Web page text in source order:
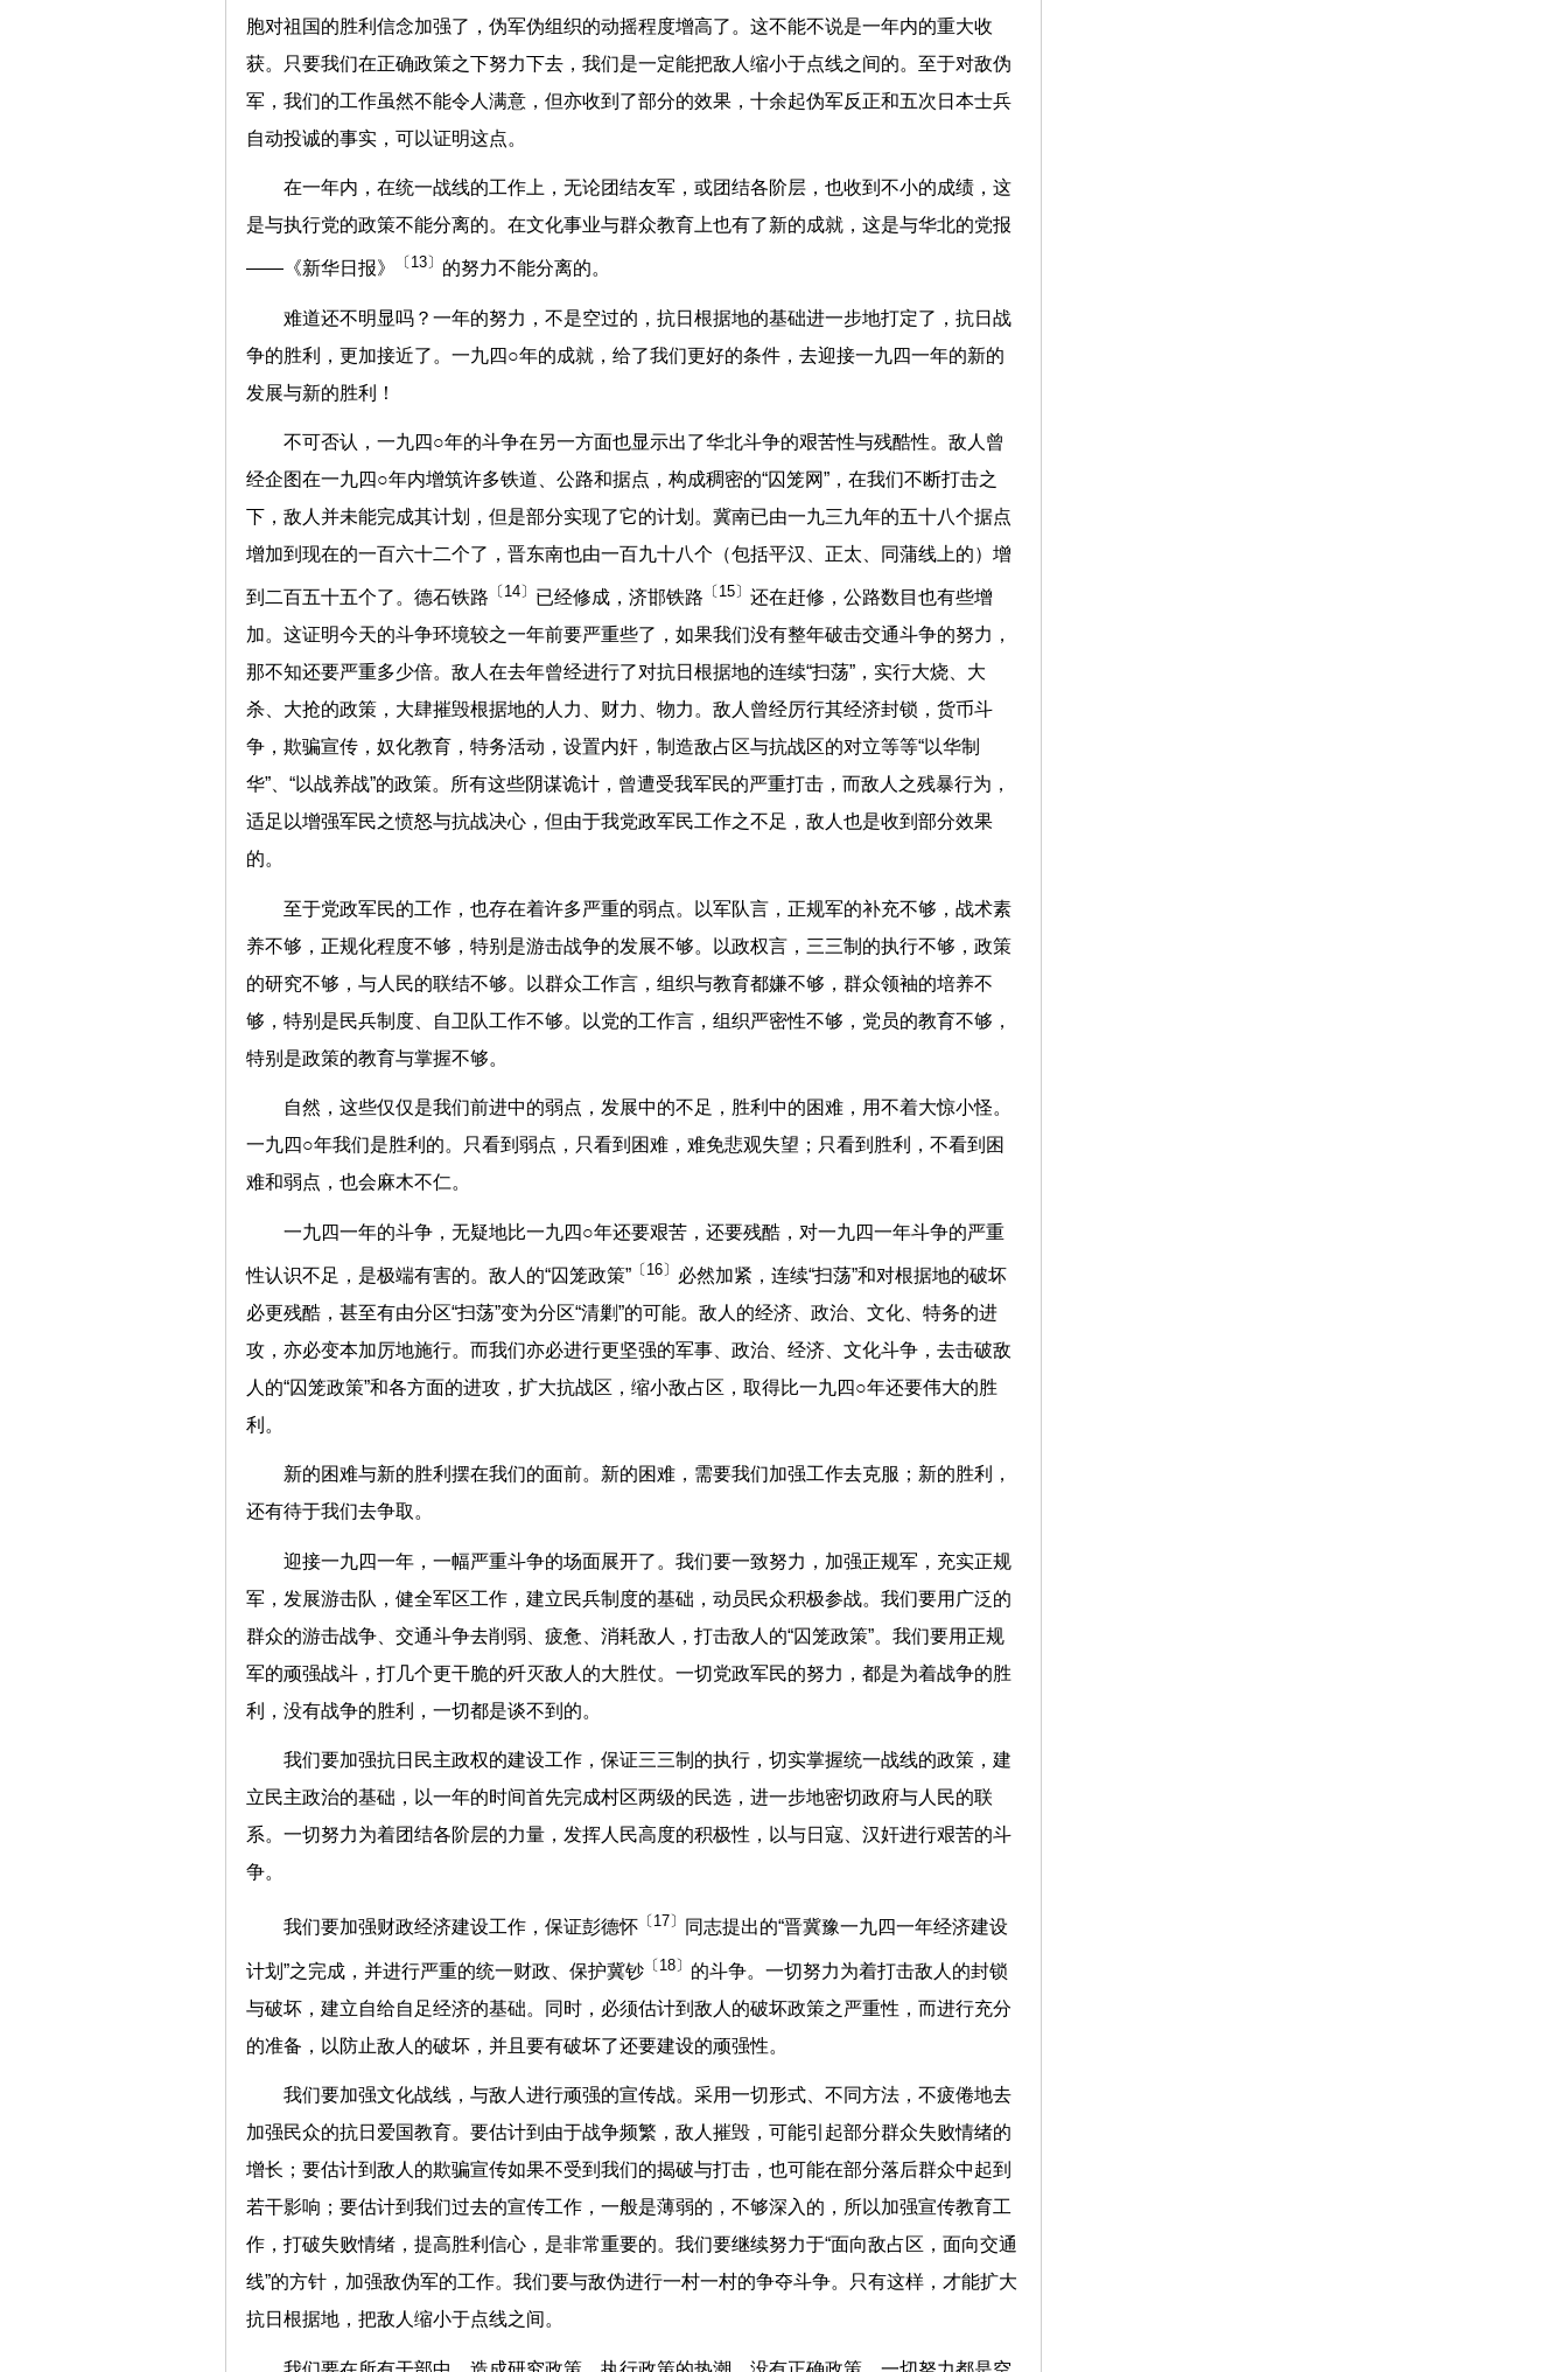
胞对祖国的胜利信念加强了，伪军伪组织的动摇程度增高了。这不能不说是一年内的重大收
获。只要我们在正确政策之下努力下去，我们是一定能把敌人缩小于点线之间的。至于对敌伪
军，我们的工作虽然不能令人满意，但亦收到了部分的效果，十余起伪军反正和五次日本士兵
自动投诚的事实，可以证明这点。
在一年内，在统一战线的工作上，无论团结友军，或团结各阶层，也收到不小的成绩，这
是与执行党的政策不能分离的。在文化事业与群众教育上也有了新的成就，这是与华北的党报
——《新华日报》 〔13〕 的努力不能分离的。
难道还不明显吗？一年的努力，不是空过的，抗日根据地的基础进一步地打定了，抗日战
争的胜利，更加接近了。一九四○年的成就，给了我们更好的条件，去迎接一九四一年的新的
发展与新的胜利！
不可否认，一九四○年的斗争在另一方面也显示出了华北斗争的艰苦性与残酷性。敌人曾
经企图在一九四○年内增筑许多铁道、公路和据点，构成稠密的“囚笼网”，在我们不断打击之
下，敌人并未能完成其计划，但是部分实现了它的计划。冀南已由一九三九年的五十八个据点
增加到现在的一百六十二个了，晋东南也由一百九十八个（包括平汉、正太、同蒲线上的）增
到二百五十五个了。德石铁路 〔14〕 已经修成，济邯铁路 〔15〕 还在赶修，公路数目也有些增
加。这证明今天的斗争环境较之一年前要严重些了，如果我们没有整年破击交通斗争的努力，
那不知还要严重多少倍。敌人在去年曾经进行了对抗日根据地的连续“扫荡”，实行大烧、大
杀、大抢的政策，大肆摧毁根据地的人力、财力、物力。敌人曾经厉行其经济封锁，货币斗
争，欺骗宣传，奴化教育，特务活动，设置内奸，制造敌占区与抗战区的对立等等“以华制
华”、“以战养战”的政策。所有这些阴谋诡计，曾遭受我军民的严重打击，而敌人之残暴行为，
适足以增强军民之愤怒与抗战决心，但由于我党政军民工作之不足，敌人也是收到部分效果
的。
至于党政军民的工作，也存在着许多严重的弱点。以军队言，正规军的补充不够，战术素
养不够，正规化程度不够，特别是游击战争的发展不够。以政权言，三三制的执行不够，政策
的研究不够，与人民的联结不够。以群众工作言，组织与教育都嫌不够，群众领袖的培养不
够，特别是民兵制度、自卫队工作不够。以党的工作言，组织严密性不够，党员的教育不够，
特别是政策的教育与掌握不够。
自然，这些仅仅是我们前进中的弱点，发展中的不足，胜利中的困难，用不着大惊小怪。
一九四○年我们是胜利的。只看到弱点，只看到困难，难免悲观失望；只看到胜利，不看到困
难和弱点，也会麻木不仁。
一九四一年的斗争，无疑地比一九四○年还要艰苦，还要残酷，对一九四一年斗争的严重
性认识不足，是极端有害的。敌人的“囚笼政策”〔16〕 必然加紧，连续“扫荡”和对根据地的破坏
必更残酷，甚至有由分区“扫荡”变为分区“清剿”的可能。敌人的经济、政治、文化、特务的进
攻，亦必变本加厉地施行。而我们亦必进行更坚强的军事、政治、经济、文化斗争，去击破敌
人的“囚笼政策”和各方面的进攻，扩大抗战区，缩小敌占区，取得比一九四○年还要伟大的胜
利。
新的困难与新的胜利摆在我们的面前。新的困难，需要我们加强工作去克服；新的胜利，
还有待于我们去争取。
迎接一九四一年，一幅严重斗争的场面展开了。我们要一致努力，加强正规军，充实正规
军，发展游击队，健全军区工作，建立民兵制度的基础，动员民众积极参战。我们要用广泛的
群众的游击战争、交通斗争去削弱、疲惫、消耗敌人，打击敌人的“囚笼政策”。我们要用正规
军的顽强战斗，打几个更干脆的歼灭敌人的大胜仗。一切党政军民的努力，都是为着战争的胜
利，没有战争的胜利，一切都是谈不到的。
我们要加强抗日民主政权的建设工作，保证三三制的执行，切实掌握统一战线的政策，建
立民主政治的基础，以一年的时间首先完成村区两级的民选，进一步地密切政府与人民的联
系。一切努力为着团结各阶层的力量，发挥人民高度的积极性，以与日寇、汉奸进行艰苦的斗
争。
我们要加强财政经济建设工作，保证彭德怀〔17〕 同志提出的“晋冀豫一九四一年经济建设
计划”之完成，并进行严重的统一财政、保护冀钞〔18〕 的斗争。一切努力为着打击敌人的封锁
与破坏，建立自给自足经济的基础。同时，必须估计到敌人的破坏政策之严重性，而进行充分
的准备，以防止敌人的破坏，并且要有破坏了还要建设的顽强性。
我们要加强文化战线，与敌人进行顽强的宣传战。采用一切形式、不同方法，不疲倦地去
加强民众的抗日爱国教育。要估计到由于战争频繁，敌人摧毁，可能引起部分群众失败情绪的
增长；要估计到敌人的欺骗宣传如果不受到我们的揭破与打击，也可能在部分落后群众中起到
若干影响；要估计到我们过去的宣传工作，一般是薄弱的，不够深入的，所以加强宣传教育工
作，打破失败情绪，提高胜利信心，是非常重要的。我们要继续努力于“面向敌占区，面向交通
线”的方针，加强敌伪军的工作。我们要与敌伪进行一村一村的争夺斗争。只有这样，才能扩大
抗日根据地，把敌人缩小于点线之间。